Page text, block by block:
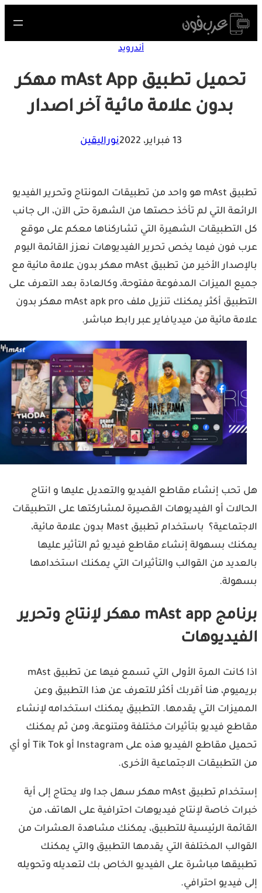
أندرويد
تحميل تطبيق mAst App مهكر
بدون علامة مائية آخر اصدار
نوراليقين
تطبيق mAst هو واحد من تطبيقات المونتاج وتحرير الفيديو
التي لم تأخذ حصتها من الشهرة حتى الآن، الى جانب
الشهيرة التي تشاركناها معكم على موقع
فون فيما يخص تحرير الفيديوهات نعزز القائمة اليوم
بالإصدار الأخير من تطبيق mAst مهكر بدون علامة مائية مع
الميزات المدفوعة مفتوحة، وكالعادة بعد التعرف على
التطبيق أكثر يمكنك تنزيل ملف mAst apk pro مهكر بدون
مائية من ميديافاير عبر رابط مباشر.
إنشاء مقاطع الفيديو والتعديل عليها و انتاج
أو الفيديوهات القصيرة لمشاركتها على التطبيقات
الاجتماعية؟ باستخدام تطبيق Mast بدون علامة مائية،
بسهولة إنشاء مقاطع فيديو ثم التأثير عليها
من القوالب والتأثيرات التي يمكنك استخدامها
برنامج mAst app مهكر لإنتاج وتحرير
اذا كانت المرة الأولى التي تسمع فيها عن تطبيق mAst
هنا أقربك أكثر للتعرف عن هذا التطبيق وعن
التي يقدمها. التطبيق يمكنك استخدامه لإنشاء
فيديو بتأثيرات مختلفة ومتنوعة، ومن ثم يمكنك
تحميل مقاطع الفيديو هذه على Instagram أو Tik Tok أو أي
الاجتماعية الأخرى.
إستخدام تطبيق mAst مهكر سهل جدا ولا يحتاج إلى أية
خاصة لإنتاج فيديوهات احترافية على الهاتف، من
الرئيسية للتطبيق، يمكنك مشاهدة العشرات من
المختلفة التي يقدمها التطبيق والتي يمكنك
مباشرة على الفيديو الخاص بك لتعديله وتحويله
فيديو احترافي.